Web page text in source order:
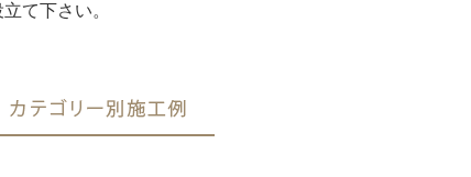
て下さい。